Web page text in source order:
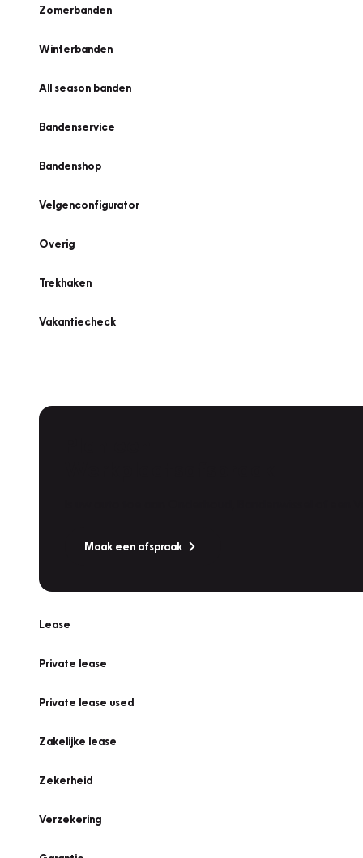
Zomerbanden
Winterbanden
All season banden
Bandenservice
Bandenshop
Velgenconfigurator
Overig
Trekhaken
Vakantiecheck
Maak een afspraak
Lease
Private lease
Private lease used
Zakelijke lease
Zekerheid
Verzekering